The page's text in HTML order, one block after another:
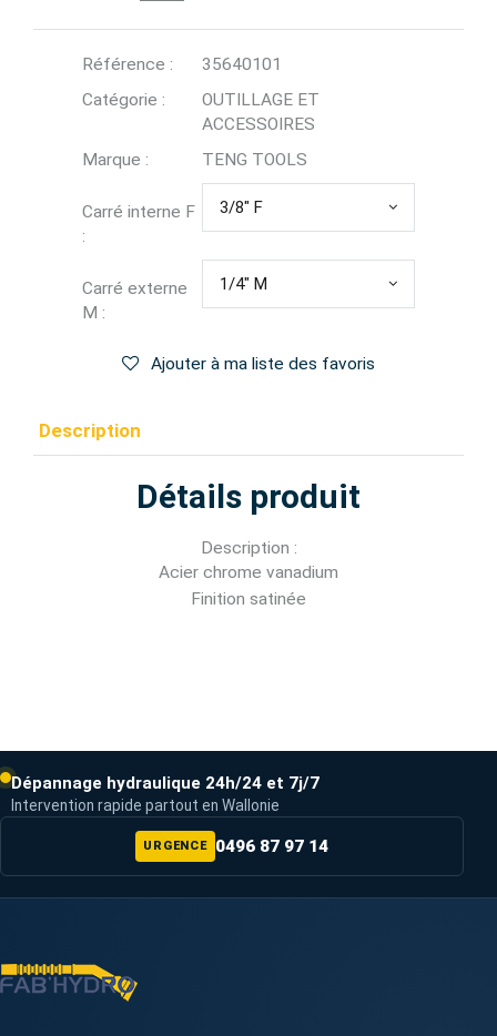
Référence :
35640101
Catégorie :
OUTILLAGE ET
ACCESSOIRES
Marque :
TENG TOOLS
Carré interne F
:
3/8" F
Carré externe
M :
1/4" M
Ajouter à ma liste des favoris
Description
Détails produit
Description :
Acier chrome vanadium
Finition satinée
Dépannage hydraulique 24h/24 et 7j/7
Intervention rapide partout en Wallonie
URGENCE 0496 87 97 14